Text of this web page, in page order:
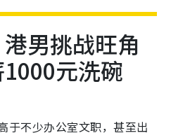
男挑战旺角
元洗碗
于不少办公室文职，甚至出